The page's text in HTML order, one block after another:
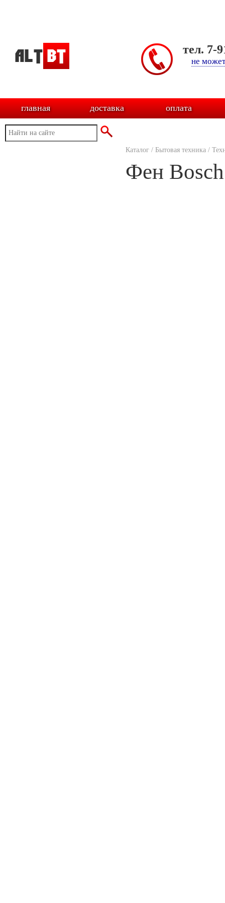
тел. 7-
не
главная доставка оплата
Каталог / Бытовая техника /
Фен